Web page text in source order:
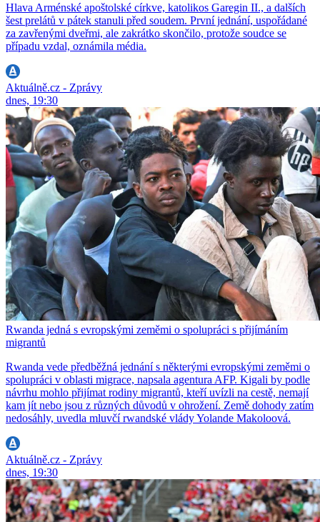
Hlava Arménské apoštolské církve, katolikos Garegin II., a dalších
šest prelátů v pátek stanuli před soudem. První jednání, uspořádané
za zavřenými dveřmi, ale zakrátko skončilo, protože soudce se
případu vzdal, oznámila média.
Aktuálně.cz - Zprávy
dnes, 19:30
Rwanda jedná s evropskými zeměmi o spolupráci s přijímáním
migrantů
Rwanda vede předběžná jednání s některými evropskými zeměmi o
spolupráci v oblasti migrace, napsala agentura AFP. Kigali by podle
návrhu mohlo přijímat rodiny migrantů, kteří uvízli na cestě, nemají
kam jít nebo jsou z různých důvodů v ohrožení. Země dohody zatím
nedosáhly, uvedla mluvčí rwandské vlády Yolande Makoloová.
Aktuálně.cz - Zprávy
dnes, 19:30